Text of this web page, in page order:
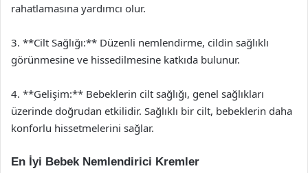
rahatlamasına yardımcı olur.
3. **Cilt Sağlığı:** Düzenli nemlendirme, cildin sağlıklı
görünmesine ve hissedilmesine katkıda bulunur.
4. **Gelişim:** Bebeklerin cilt sağlığı, genel sağlıkları
üzerinde doğrudan etkilidir. Sağlıklı bir cilt, bebeklerin daha
konforlu hissetmelerini sağlar.
En İyi Bebek Nemlendirici Kremler